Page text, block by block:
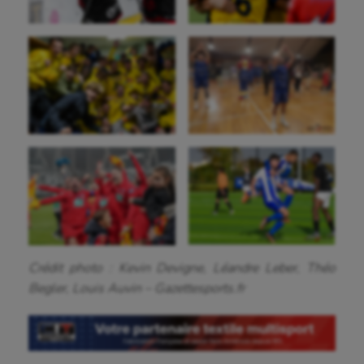
Jeux Olympiques et Paralympiques
Kayak-polo
Korfbal
Longue paume
Moto
Natation
Natation artistique
Outdoor
Paddle
Parkour
Crédit photo : Kevin Devigne, Léandre Leber, Théo
Begler, Louis Auvin – Gazettesports.fr